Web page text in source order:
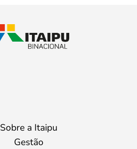
Sobre a Itaipu
Gestão